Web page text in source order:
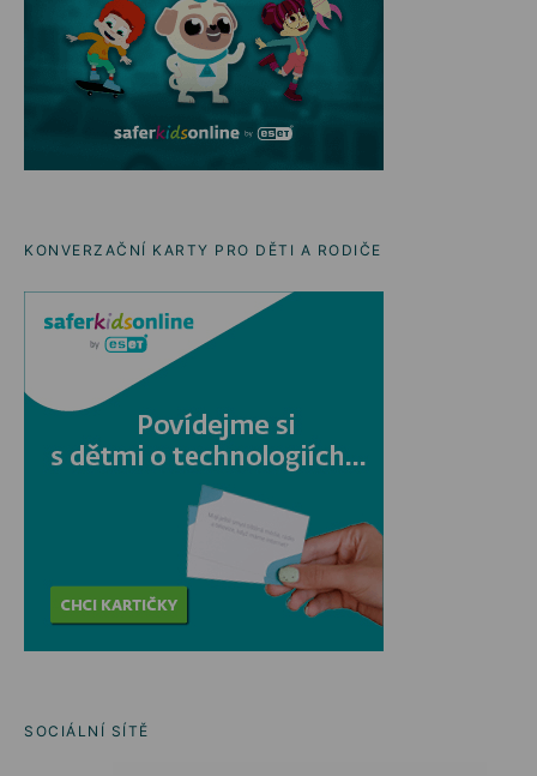
KONVERZAČNÍ KARTY PRO DĚTI A RODIČE
SOCIÁLNÍ SÍTĚ